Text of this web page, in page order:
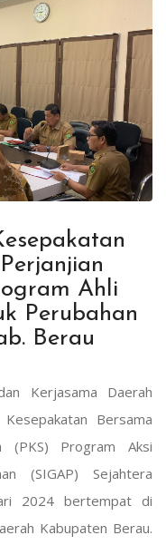
Ahli
Perubahan
Berau
Kerjasama Daerah
Bersama
(PKS) Program Aksi
(SIGAP) Sejahtera
2024 bertempat di
Kabupaten Berau.